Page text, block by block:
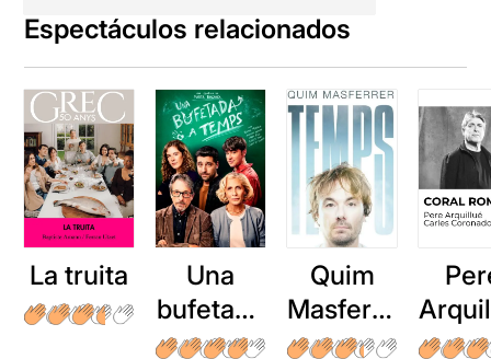
Espectáculos relacionados
La truita
Una
bufetada
a temps
Quim
Masferre
r: Temps
: